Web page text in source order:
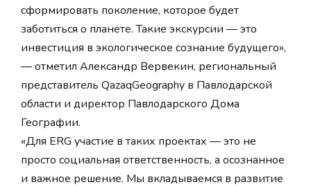
сформировать поколение, которое будет
заботиться о планете. Такие экскурсии — это
инвестиция в экологическое сознание будущего»,
— отметил Александр Вервекин, региональный
представитель QazaqGeography в Павлодарской
области и директор Павлодарского Дома
Географии.
«Для ERG участие в таких проектах — это не
просто социальная ответственность, а осознанное
и важное решение. Мы вкладываемся в развитие